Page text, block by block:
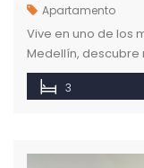
Apartamento
Vive en uno de los
Medellín,
disfruta del
casa. 3